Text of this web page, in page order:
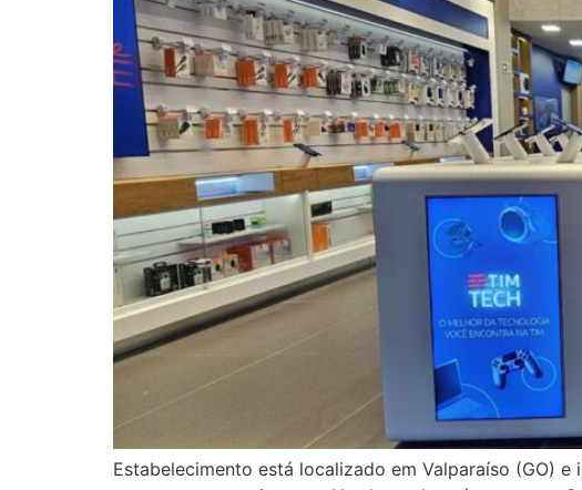
Estabelecimento está localizado em Valparaíso (GO)